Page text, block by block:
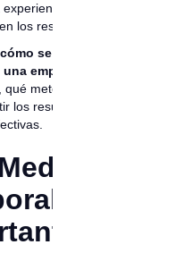
de las
los resultados.
cómo se evalúa el
empresa
metodologías
los resultados en
el
es